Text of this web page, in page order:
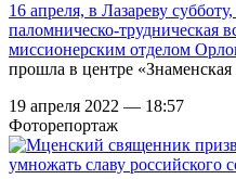
16 апреля, в Лазареву
паломническо-трудническая
миссионерским отделом
прошла в центре «Знаменская
19 апреля 2022 — 18:57
Фоторепортаж